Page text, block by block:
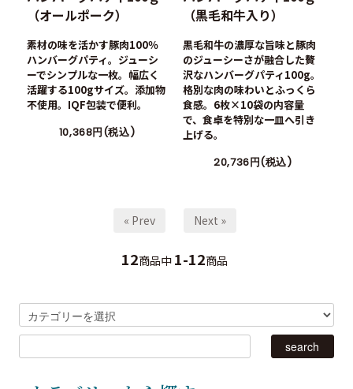
（オールポーク）
素材の味を活かす豚肉100％
ハンバーグパティ。ジューシ
ーでシンプルな一枚。幅広く
活躍する100gサイズ。添加物
不使用。IQF包装で便利。
10,368円(税込)
（黒毛和牛入り）
黒毛和牛の濃厚な旨味と豚肉
のジューシーさが融合した贅
沢なハンバーグパティ100g。
格別な肉の味わいとふっくら
食感。6枚×10袋の内容量
で、食卓を特別な一皿へ引き
上げる。
20,736円(税込)
« Prev Next »
12商品中 1-12商品